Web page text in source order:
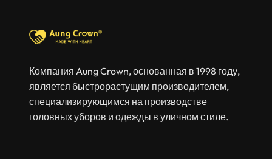
Компания Aung Crown, основанная в 1998 году,
является быстрорастущим производителем,
специализирующимся на производстве
головных уборов и одежды в уличном стиле.